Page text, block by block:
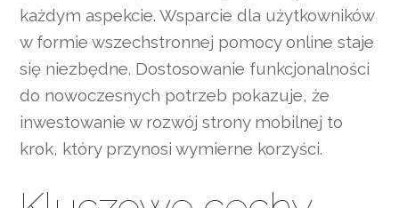
każdym aspekcie. Wsparcie dla użytkowników
w formie wszechstronnej pomocy online staje
się niezbędne. Dostosowanie funkcjonalności
do nowoczesnych potrzeb pokazuje, że
inwestowanie w rozwój strony mobilnej to
krok, który przynosi wymierne korzyści.